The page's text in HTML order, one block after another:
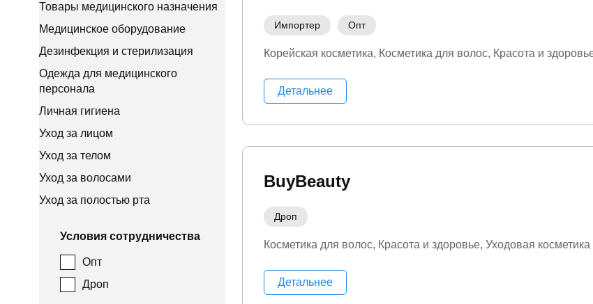
Товары медицинского назначения
Медицинское оборудование
Дезинфекция и стерилизация
Одежда для медицинского
персонала
Личная гигиена
Уход за лицом
Уход за телом
Уход за волосами
Уход за полостью рта
Условия сотрудничества
Опт
Дроп
Импортер Опт
Корейская косметика Косметика для волос Красота и
Детальнее
ВuyВeauty
Дроп
Косметика для волос Красота и здоровье Уходовая косметика
Детальнее